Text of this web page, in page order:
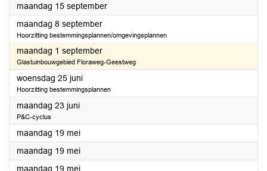
maandag 15 september2025
maandag 8 september2025
Hoorzitting bestemmingsplannen/omgevingsplannen
maandag 1 september2025
Glastuinbouwgebied Floraweg-Geestweg
woensdag 25 juni2025
Hoorzitting bestemmingsplannen
maandag 23 juni2025
P&C-cyclus
maandag 19 mei2025
maandag 19 mei2025
maandag 19 mei2025